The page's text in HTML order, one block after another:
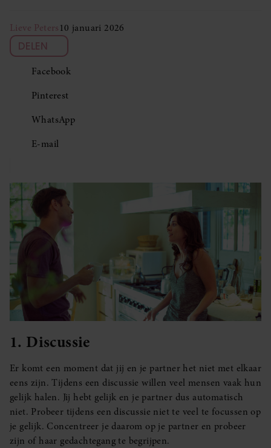
Lieve Peters10 januari 2026
DELEN
Facebook
Pinterest
WhatsApp
E-mail
1. Discussie
Er komt een moment dat jij en je partner het niet met elkaar
eens zijn. Tijdens een discussie willen veel mensen vaak hun
gelijk halen. Jij hebt gelijk en je partner dus automatisch
niet. Probeer tijdens een discussie niet te veel te focussen op
je gelijk. Concentreer je daarom op je partner en probeer
zijn of haar gedachtegang te begrijpen.